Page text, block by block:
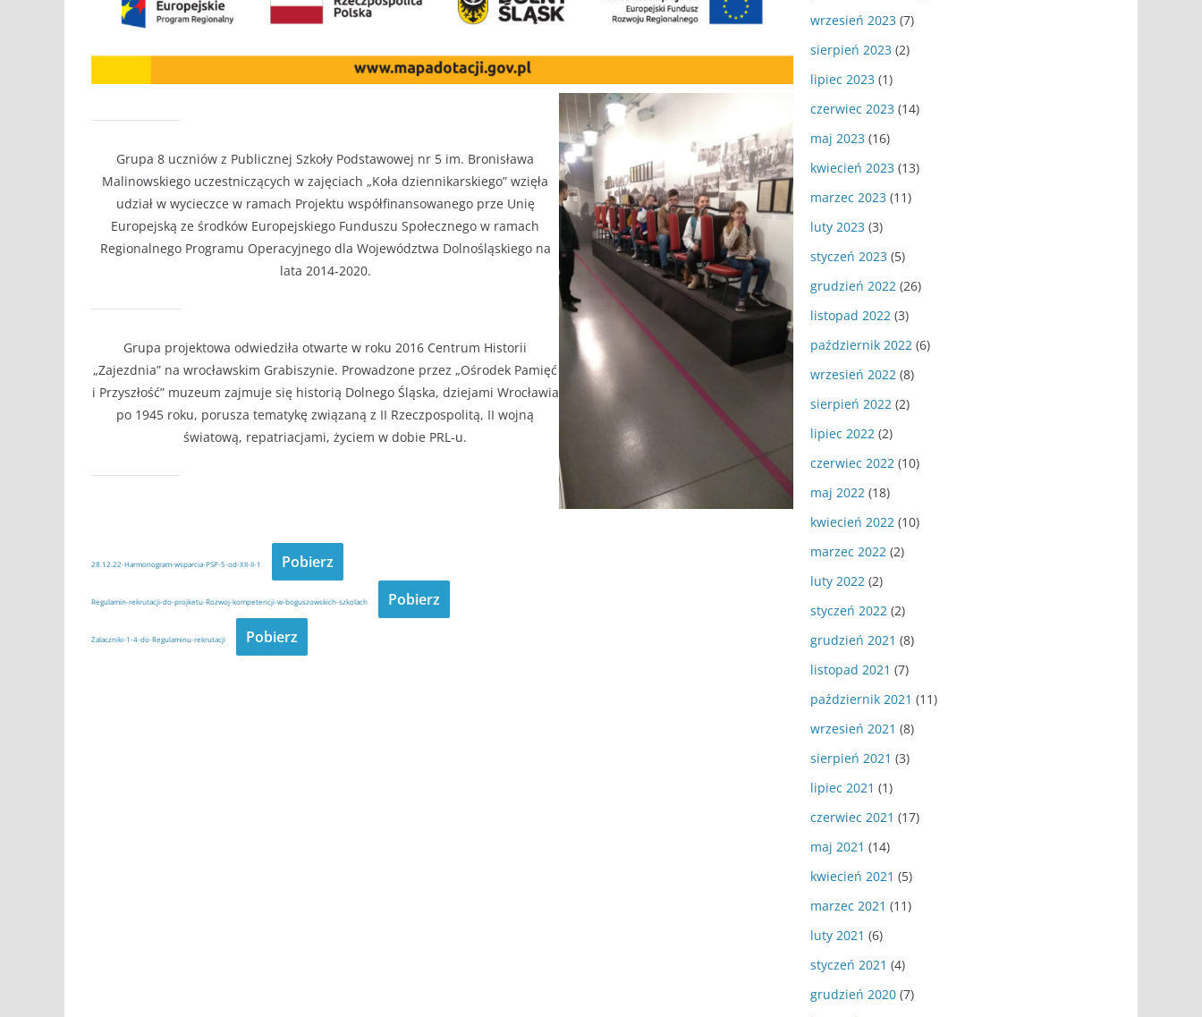
Grupa 8 uczniów z Publicznej Szkoły Podstawowej nr 5 im. Bronisława
Malinowskiego uczestniczących w zajęciach „Koła dziennikarskiego” wzięła
udział w wycieczce w ramach Projektu współfinansowanego prze Unię
Europejską ze środków Europejskiego Funduszu Społecznego w ramach
Regionalnego Programu Operacyjnego dla Województwa Dolnośląskiego na
lata 2014-2020.
Grupa projektowa odwiedziła otwarte w roku 2016 Centrum Historii
„Zajezdnia” na wrocławskim Grabiszynie. Prowadzone przez „Ośrodek Pamięć
i Przyszłość” muzeum zajmuje się historią Dolnego Śląska, dziejami Wrocławia
po 1945 roku, porusza tematykę związaną z II Rzeczpospolitą, II wojną
światową, repatriacjami, życiem w dobie PRL-u.
28.12.22-Harmonogram-wsparcia-PSP-5-od-XII-II-1 Pobierz
Regulamin-rekrutacji-do-projketu-Rozwoj-kompetencji-w-boguszowskich-szkolach Pobierz
Zalaczniki-1-4-do-Regulaminu-rekrutacji Pobierz
wrzesień 2023 (7)
sierpień 2023 (2)
lipiec 2023 (1)
czerwiec 2023 (14)
maj 2023 (16)
kwiecień 2023 (13)
marzec 2023 (11)
luty 2023 (3)
styczeń 2023 (5)
grudzień 2022(26)
listopad 2022(3)
październik 2022(6)
wrzesień 2022(8)
sierpień 2022(2)
lipiec 2022(2)
czerwiec 2022(10)
maj 2022(18)
kwiecień 2022(10)
marzec 2022(2)
luty 2022(2)
styczeń 2022(2)
grudzień 2021 (8)
listopad 2021 (7)
październik 2021 (11)
wrzesień 2021 (8)
sierpień 2021 (3)
lipiec 2021 (1)
czerwiec 2021 (17)
maj 2021 (14)
kwiecień 2021 (5)
marzec 2021 (11)
luty 2021 (6)
styczeń 2021 (4)
grudzień 2020(7)